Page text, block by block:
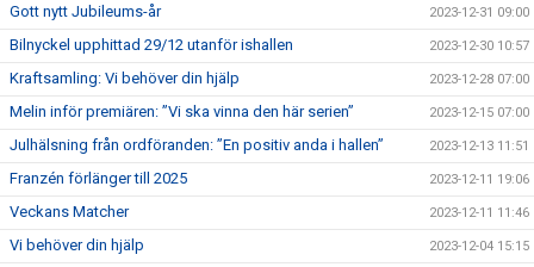
Gott nytt Jubileums-år 2023-12-31 09:00
Bilnyckel upphittad 29/12 utanför ishallen 2023-12-30 10:57
Kraftsamling: Vi behöver din hjälp 2023-12-28 07:00
Melin inför premiären: ”Vi ska vinna den här serien” 2023-12-15 07:00
Julhälsning från ordföranden: ”En positiv anda i hallen” 2023-12-13 11:51
Franzén förlänger till 2025 2023-12-11 19:06
Veckans Matcher 2023-12-11 11:46
Vi behöver din hjälp 2023-12-04 15:15